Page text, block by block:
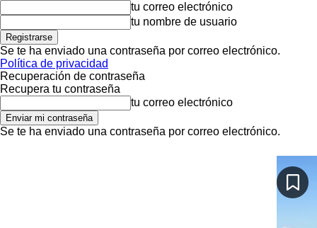
tu correo electrónico
tu nombre de usuario
Se te ha enviado una contraseña por correo electrónico.
Política de privacidad
Recuperación de contraseña
Recupera tu contraseña
tu correo electrónico
Se te ha enviado una contraseña por correo electrónico.